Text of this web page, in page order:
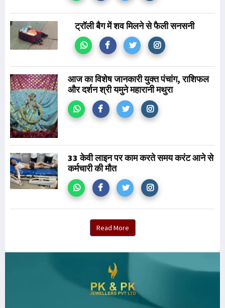
ट्रॉली बैग में शव मिलने से फैली सनसनी
आज का विशेष जानकारी युक्त पंचांग, राशिफल
और दर्शन श्री यमुने महारानी मथुरा
33 केवी लाइन पर काम करते समय करंट आने से
कर्मचारी की मौत
Read More